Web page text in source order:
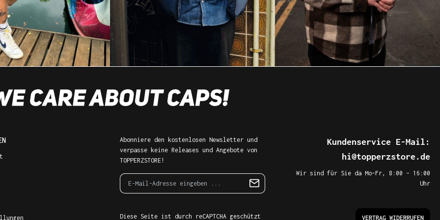
Abonniere den kostenlosen Newsletter und
verpasse keine Releases und Angebote von
TOPPERZSTORE!
Diese Seite ist durch reCAPTCHA geschützt
Kundenservice E-Mail:
hi@topperzstore.de
Wir sind für Sie da Mo–Fr, 8:00 – 16:00
Uhr
VERTRAG WIDERRUFEN